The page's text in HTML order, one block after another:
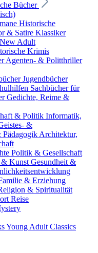
Bücher
Historische
& Satire Klassiker
New Adult
Krimis
Agenten- & Politthriller
Jugendbücher
Sachbücher für
Gedichte, Reime &
& Politik Informatik,
&
Pädagogik Architektur,
Politik & Gesellschaft
Kunst Gesundheit &
& Erziehung
& Spiritualität
Reise
Young Adult Classics